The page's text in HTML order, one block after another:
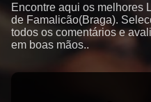
Encontre aqui os melhores
de Famalicão(Braga).
todos os comentários e
em boas mãos..